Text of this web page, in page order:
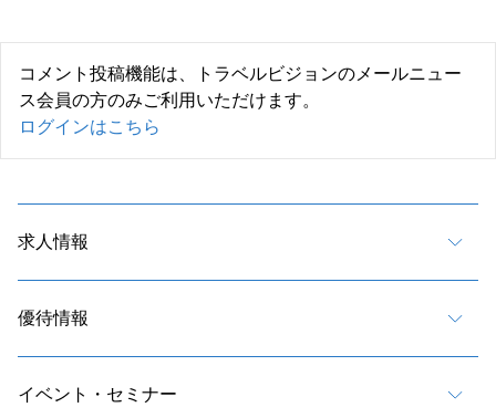
コメント投稿機能は、トラベルビジョンのメールニュー
ス会員の方のみご利用いただけます。
ログインはこちら
求人情報
優待情報
イベント・セミナー